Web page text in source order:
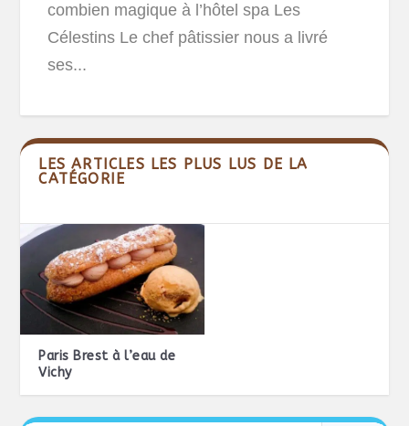
combien magique à l’hôtel spa Les
Célestins Le chef pâtissier nous a livré
ses...
LES ARTICLES LES PLUS LUS DE LA
CATÉGORIE
Paris Brest à l’eau de
Vichy